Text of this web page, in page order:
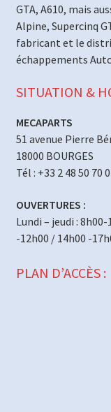
GTA, A610, mais
Alpine, Supercinq
fabricant et le
échappements
SITUATION &
MECAPARTS
51 avenue Pierre
18000 BOURGES
Tél : +33 2 48 50 70
OUVERTURES :
Lundi – jeudi :
-12h00 / 14h00 -
PLAN D’ACCÈS :